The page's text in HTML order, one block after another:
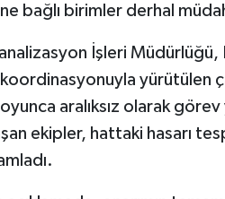
bağlı birimler derhal
İşleri
yürütülen
aralıksız olarak
ekipler, hattaki hasarı